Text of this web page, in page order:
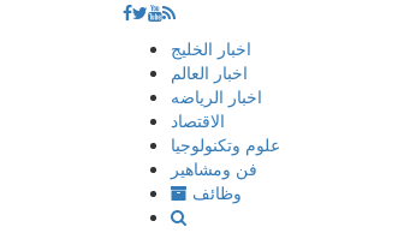
إذهب
المحتوى
اخبار الخليج
اخبار العالم
اخبار الرياضه
الاقتصاد
علوم وتكنولوجيا
فن ومشاهير
وظائف